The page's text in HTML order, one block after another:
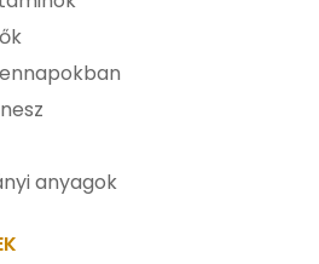
anyagok